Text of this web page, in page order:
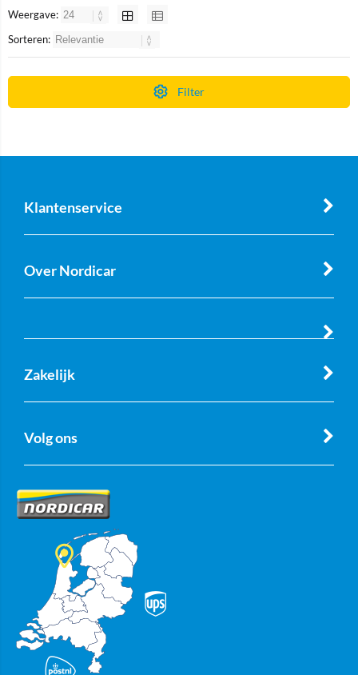
Weergave:
Sorteren:
Filter
Klantenservice
Over Nordicar
Zakelijk
Volg ons